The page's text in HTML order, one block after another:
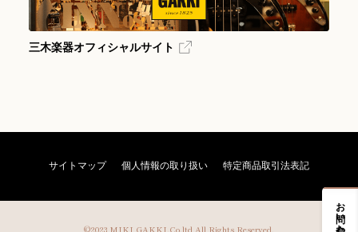
三木楽器オフィシャルサイト
サイトマップ 個人情報の取り扱い 特定商品取引法表記
©2023 MIKI GAKKI.Co.ltd All Rights Reserved. お問い合わせ